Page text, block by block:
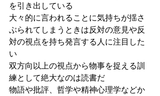
を引き出している
大々的に言われることに気持ちが揺さ
ぶられてしまうときは反対の意見や反
対の視点を持ち発言する人に注目した
い
双方向以上の視点から物事を捉える訓
練として絶大なのは読書だ
物語や批評、哲学や精神心理学などか